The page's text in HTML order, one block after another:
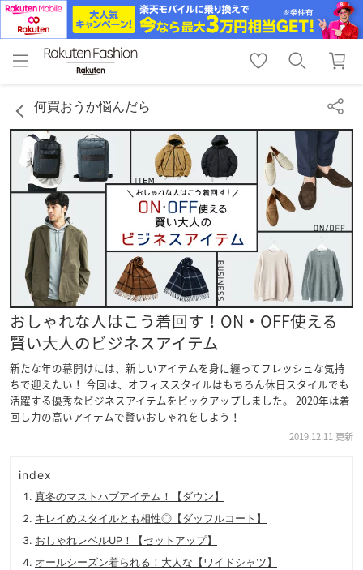
menu home
トップ
shopping_cart lock_outline
ログイン
何買おうか悩んだら
おしゃれな人はこう着回す！ON・OFF使える
賢い大人のビジネスアイテム
新たな年の幕開けには、新しいアイテムを身に纏ってフレッシュな気持
ちで迎えたい！ 今回は、オフィススタイルはもちろん休日スタイルでも
活躍する優秀なビジネスアイテムをピックアップしました。 2020年は着
回し力の高いアイテムで賢いおしゃれをしよう！
2019.12.11 更新
index
真冬のマストハブアイテム！【ダウン】
キレイめスタイルとも相性◎【ダッフルコート】
おしゃれレベルUP！【セットアップ】
オールシーズン着られる！大人な【ワイドシャツ】